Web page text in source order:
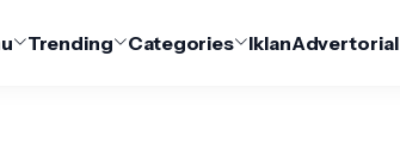
Trending Categories IklanAdvertorial